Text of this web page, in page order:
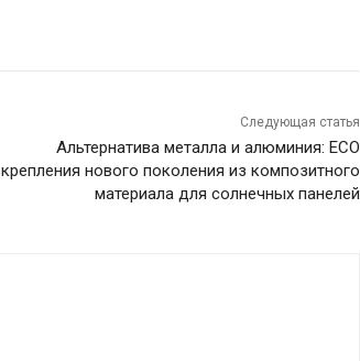
Следующая статья
Альтернатива металла и алюминия: ECO
крепления нового поколения из композитного
материала для солнечных панелей